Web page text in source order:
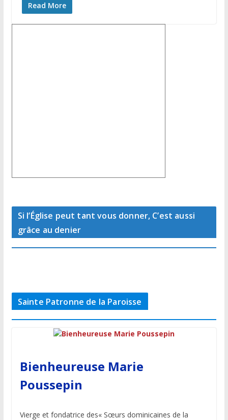
Read More
Si l’Église peut tant vous donner, C’est aussi
grâce au denier
Sainte Patronne de la Paroisse
Bienheureuse Marie
Poussepin
Vierge et fondatrice des« Sœurs dominicaines de la